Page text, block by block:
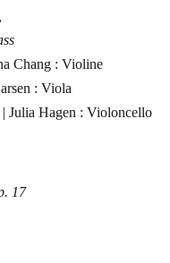
Chang : Violine
: Viola
Julia Hagen : Violoncello
17